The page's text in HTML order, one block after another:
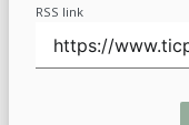
RSS link